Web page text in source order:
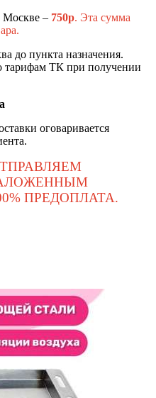
Москве – 750р. Эта сумма
до пункта назначения.
тарифам ТК при получении
оговаривается
ПРЕДОПЛАТА.